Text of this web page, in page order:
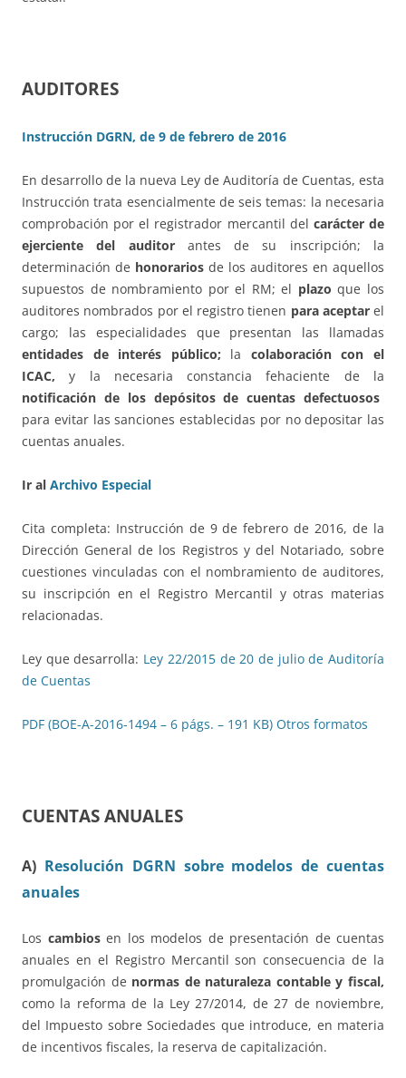
AUDITORES
Instrucción DGRN, de 9 de febrero de 2016
En desarrollo de la nueva Ley de Auditoría de Cuentas, esta
Instrucción trata esencialmente de seis temas: la necesaria
comprobación por el registrador mercantil del carácter de
ejerciente del auditorantes de su inscripción; la
determinación de honorarios de los auditores en aquellos
supuestos de nombramiento por el RM; el plazo que los
auditores nombrados por el registro tienen para aceptarel
cargo; las especialidades que presentan las llamadas
entidades de interés público; la colaboración con el
ICAC,y la necesaria constancia fehaciente de la
notificación de los depósitos de cuentas defectuosos
para evitar las sanciones establecidas por no depositar las
cuentas anuales.
Ir al Archivo Especial
Cita completa: Instrucción de 9 de febrero de 2016, de la
Dirección General de los Registros y del Notariado, sobre
cuestiones vinculadas con el nombramiento de auditores,
su inscripción en el Registro Mercantil y otras materias
relacionadas.
Ley que desarrolla: Ley 22/2015 de 20 de julio de Auditoría
de Cuentas
PDF (BOE-A-2016-1494 – 6 págs. – 191 KB) Otros formatos
CUENTAS ANUALES
A) Resolución DGRN sobre modelos de cuentas
anuales
Los cambiosen los modelos de presentación de cuentas
anuales en el Registro Mercantil son consecuencia de la
promulgación de normas de naturaleza contable y fiscal,
como la reforma de la Ley 27/2014, de 27 de noviembre,
del Impuesto sobre Sociedades que introduce, en materia
de incentivos fiscales, la reserva de capitalización.